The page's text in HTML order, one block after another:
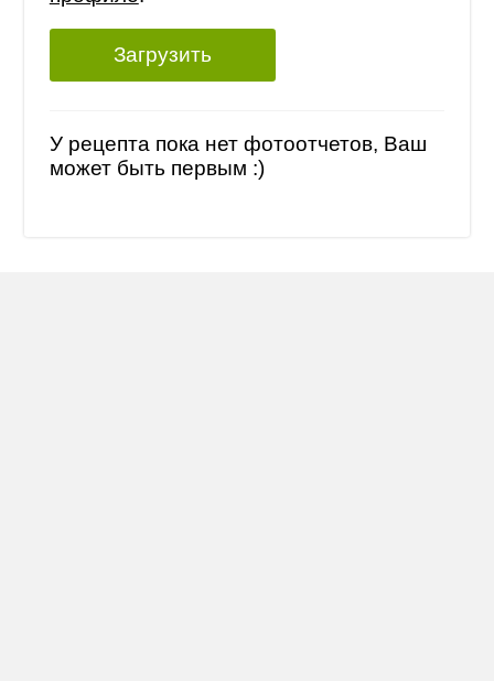
Загрузить
У рецепта пока нет фотоотчетов, Ваш
может быть первым :)